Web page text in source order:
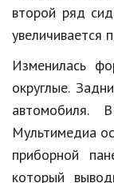
Еда и
Праздники и
Домашние
Семья и дети
Путешествия
второй ряд
увеличивается
Изменилась
округлые.
автомобиля.
Мультимедиа
приборной
который